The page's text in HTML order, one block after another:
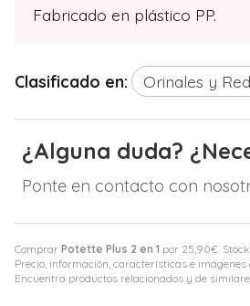
Comprar Potette Plus 2 en 1 por 25,90€ .
Precio, información, características e imágenes
Encuentra productos relacionados y de
Fabricado en plástico PP.
Clasificado en: Orinales y
¿Alguna duda?
Ponte en contacto con